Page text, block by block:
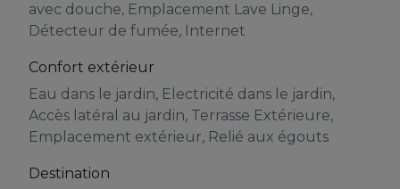
avec douche, Emplacement Lave Linge,
Détecteur de fumée, Internet
Confort extérieur
Eau dans le jardin, Electricité dans le jardin,
Accès latéral au jardin, Terrasse Extérieure,
Emplacement extérieur, Relié aux égouts
Destination